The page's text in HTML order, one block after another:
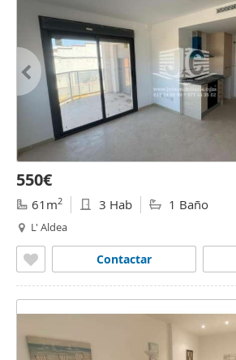
550€
61m2 3 Hab 1 Baño
L' Aldea
Contactar